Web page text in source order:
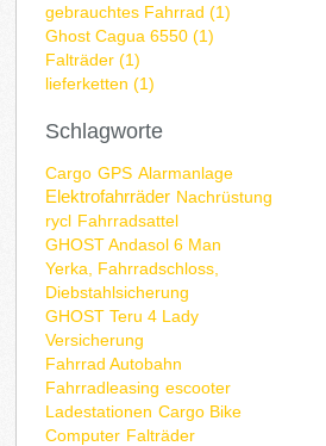
gebrauchtes Fahrrad (1)
Ghost Cagua 6550 (1)
Falträder (1)
lieferketten (1)
Schlagworte
Cargo GPS Alarmanlage
Elektrofahrräder Nachrüstung
rycl Fahrradsattel
GHOST Andasol 6 Man
Yerka, Fahrradschloss,
Diebstahlsicherung
GHOST Teru 4 Lady
Versicherung
Fahrrad Autobahn
Fahrradleasing escooter
Ladestationen Cargo Bike
Computer Falträder